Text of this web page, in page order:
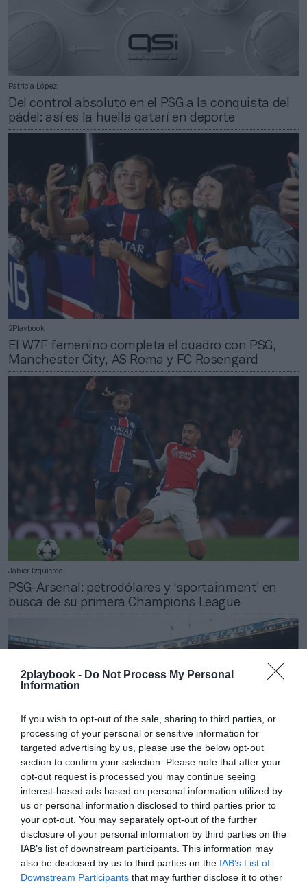
2playbook - Do Not Process My Personal
Information
If you wish to opt-out of the sale, sharing to third parties, or
processing of your personal or sensitive information for
targeted advertising by us, please use the below opt-out
section to confirm your selection. Please note that after your
opt-out request is processed you may continue seeing
interest-based ads based on personal information utilized by
us or personal information disclosed to third parties prior to
your opt-out. You may separately opt-out of the further
disclosure of your personal information by third parties on the
IAB’s list of downstream participants. This information may
also be disclosed by us to third parties on the IAB’s List of
Downstream Participants that may further disclose it to other
Patricia López
Del control absoluto en el PSG a la conquista del
pádel: así es la huella qatarí en deporte
2Playbook
El W7F femenino completa el cuadro con PSG,
Manchester City, AS Roma y FC Rosengard
Jabier Izquierdo
PSG-Arsenal: petrodólares y ‘sportainment’ en
busca de su primera Champions League
El PSG extiende el patrocinio de Ruanda hasta
2028 y lo llevará en la manga en el Mundial de
Clubes